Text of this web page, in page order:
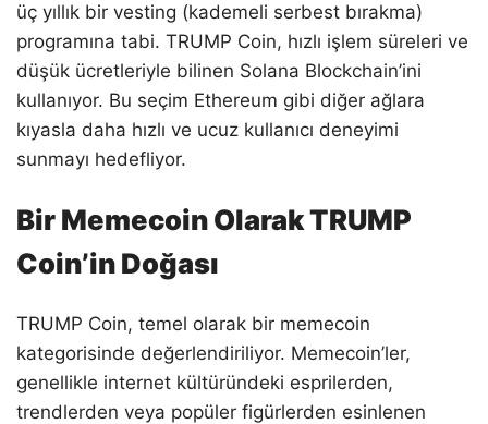
üç yıllık bir vesting (kademeli serbest bırakma)
programına tabi. TRUMP Coin, hızlı işlem süreleri ve
düşük ücretleriyle bilinen Solana Blockchain’ini
kullanıyor. Bu seçim Ethereum gibi diğer ağlara
kıyasla daha hızlı ve ucuz kullanıcı deneyimi
sunmayı hedefliyor.
Bir Memecoin Olarak TRUMP
Coin’in Doğası
TRUMP Coin, temel olarak bir memecoin
kategorisinde değerlendiriliyor. Memecoin’ler,
genellikle internet kültüründeki esprilerden,
trendlerden veya popüler figürlerden esinlenen